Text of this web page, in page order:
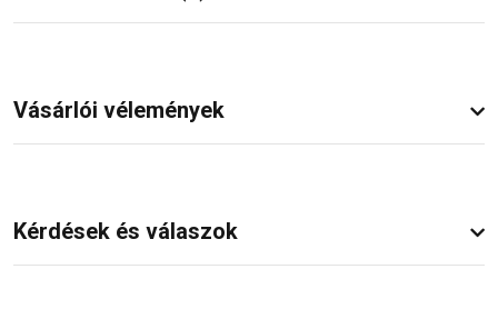
Vásárlói vélemények
Kérdések és válaszok